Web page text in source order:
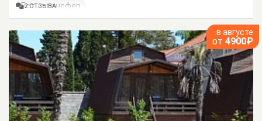
Есть трансфер
2 ОТЗЫВА
в августе
от 4900₽